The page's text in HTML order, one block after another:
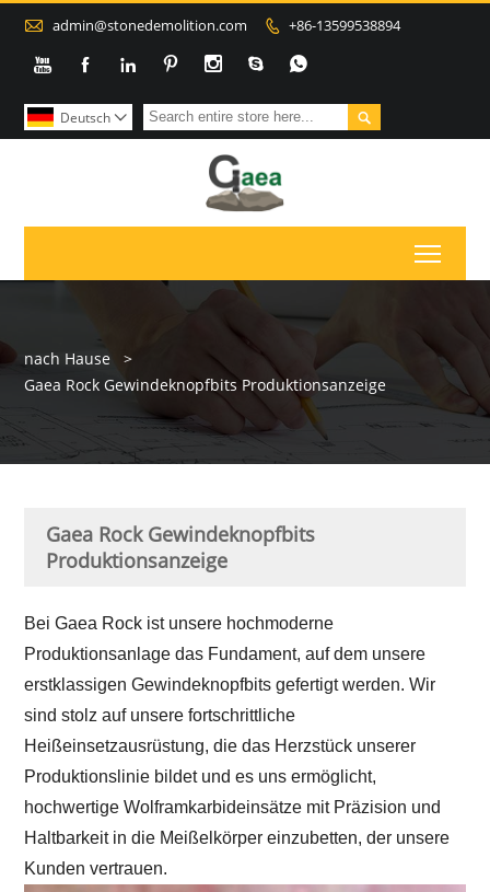
 admin@stonedemolition.com  +86-13599538894
      

Deutsch 
nach Hause
>
Gaea Rock Gewindeknopfbits Produktionsanzeige
Gaea Rock Gewindeknopfbits
Produktionsanzeige
Bei Gaea Rock ist unsere hochmoderne
Produktionsanlage das Fundament, auf dem unsere
erstklassigen Gewindeknopfbits gefertigt werden. Wir
sind stolz auf unsere fortschrittliche
Heißeinsetzausrüstung, die das Herzstück unserer
Produktionslinie bildet und es uns ermöglicht,
hochwertige Wolframkarbideinsätze mit Präzision und
Haltbarkeit in die Meißelkörper einzubetten, der unsere
Kunden vertrauen.